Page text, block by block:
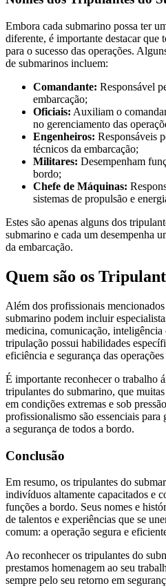
Embora cada submarino possa ter
diferente, é importante destacar que
para o sucesso das operações.
de submarinos incluem:
Comandante: Responsável
embarcação;
Oficiais: Auxiliam o
no gerenciamento das
Engenheiros: Responsáveis
técnicos da embarcação;
Militares: Desempenham
bordo;
Chefe de Máquinas:
sistemas de propulsão e
Estes são apenas alguns dos
submarino e cada um desempenha
da embarcação.
Quem são os
Além dos profissionais
submarino podem incluir
medicina, comunicação,
tripulação possui habilidades
eficiência e segurança das
É importante reconhecer o trabalho
tripulantes do submarino, que
em condições extremas e sob
profissionalismo são essenciais para
a segurança de todos a bordo.
Conclusão
Em resumo, os tripulantes do
indivíduos altamente capacitados e
funções a bordo. Seus nomes e
de talentos e experiências que se
comum: a operação segura e
Ao reconhecer os tripulantes do
prestamos homenagem ao seu
sempre pelo seu retorno em